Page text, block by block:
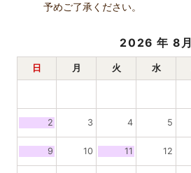
予めご了承ください。
2026 年 8月
日 月 火 水
2 3 4 5
9 10 11 12